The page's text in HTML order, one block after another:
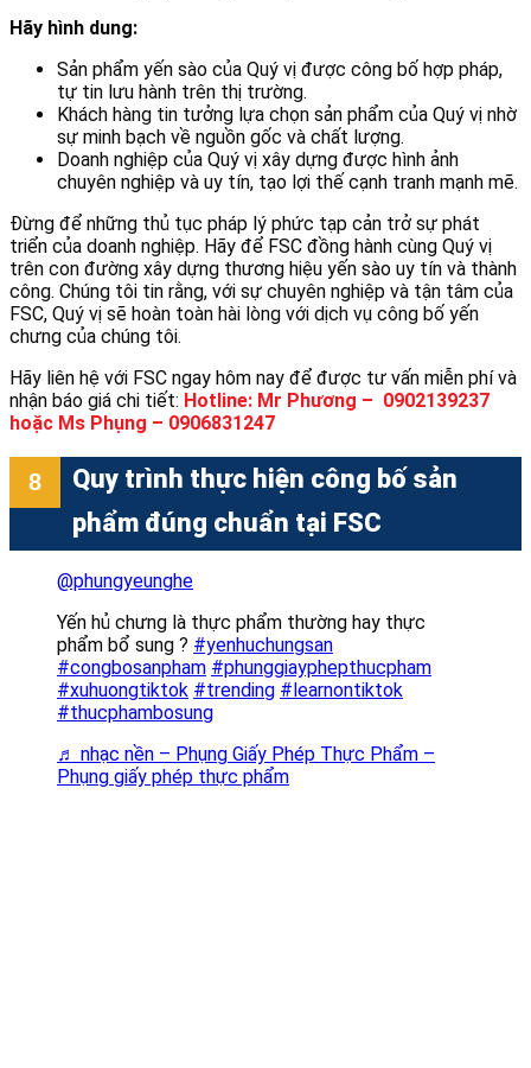
Hãy hình dung:
Sản phẩm yến sào của Quý vị được công bố hợp pháp,
tự tin lưu hành trên thị trường.
Khách hàng tin tưởng lựa chọn sản phẩm của Quý vị nhờ
sự minh bạch về nguồn gốc và chất lượng.
Doanh nghiệp của Quý vị xây dựng được hình ảnh
chuyên nghiệp và uy tín, tạo lợi thế cạnh tranh mạnh mẽ.
Đừng để những thủ tục pháp lý phức tạp cản trở sự phát
triển của doanh nghiệp. Hãy để FSC đồng hành cùng Quý vị
trên con đường xây dựng thương hiệu yến sào uy tín và thành
công. Chúng tôi tin rằng, với sự chuyên nghiệp và tận tâm của
FSC, Quý vị sẽ hoàn toàn hài lòng với dịch vụ công bố yến
chưng của chúng tôi.
Hãy liên hệ với FSC ngay hôm nay để được tư vấn miễn phí và
nhận báo giá chi tiết: Hotline: Mr Phương – 0902139237
hoặc Ms Phụng – 0906831247
Quy trình thực hiện công bố sản
phẩm đúng chuẩn tại FSC
@phungyeunghe
Yến hủ chưng là thực phẩm thường hay thực
phẩm bổ sung ? #yenhuchungsan
#congbosanpham #phunggiayphepthucpham
#xuhuongtiktok #trending #learnontiktok
#thucphambosung
♬ nhạc nền – Phụng Giấy Phép Thực Phẩm –
Phụng giấy phép thực phẩm